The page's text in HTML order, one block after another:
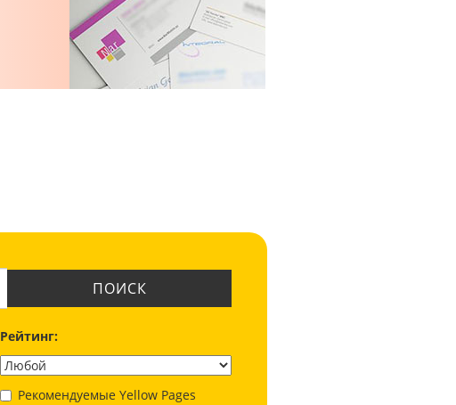
ПОИСК
Рейтинг:
Рекомендуемые Yellow Pages